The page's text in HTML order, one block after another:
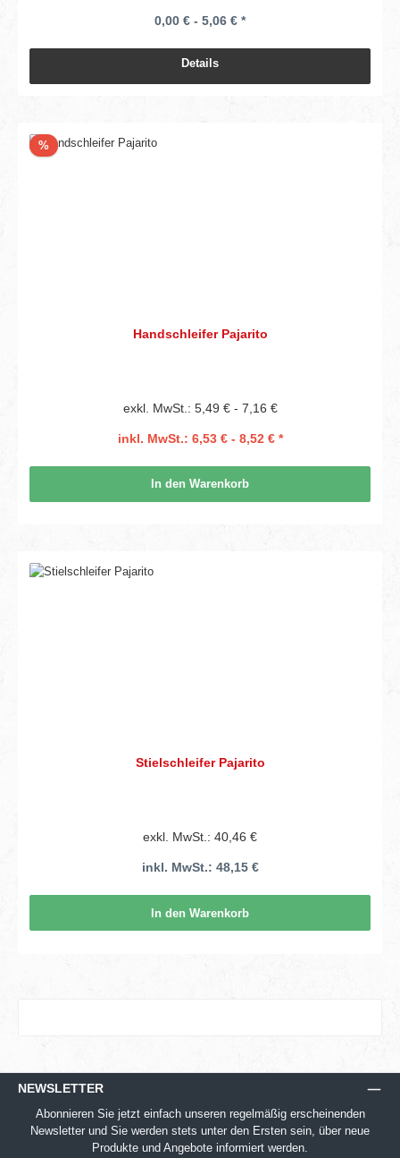
0,00 € - 5,06 € *
Details
%Rabatt
Handschleifer Pajarito
exkl. MwSt.: 5,49 € - 7,16 €
inkl. MwSt.: 6,53 € - 8,52 € *
In den Warenkorb
Stielschleifer Pajarito
exkl. MwSt.: 40,46 €
inkl. MwSt.: 48,15 €
In den Warenkorb
NEWSLETTER
Abonnieren Sie jetzt einfach unseren regelmäßig erscheinenden
Newsletter und Sie werden stets unter den Ersten sein, über neue
Produkte und Angebote informiert werden.